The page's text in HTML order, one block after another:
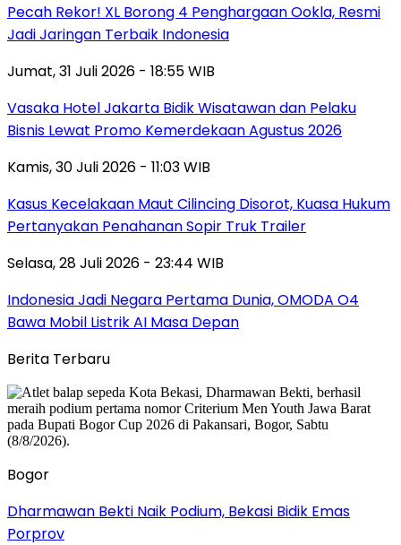
Pecah Rekor! XL Borong 4 Penghargaan Ookla, Resmi
Jadi Jaringan Terbaik Indonesia
Jumat, 31 Juli 2026 - 18:55 WIB
Vasaka Hotel Jakarta Bidik Wisatawan dan Pelaku
Bisnis Lewat Promo Kemerdekaan Agustus 2026
Kamis, 30 Juli 2026 - 11:03 WIB
Kasus Kecelakaan Maut Cilincing Disorot, Kuasa Hukum
Pertanyakan Penahanan Sopir Truk Trailer
Selasa, 28 Juli 2026 - 23:44 WIB
Indonesia Jadi Negara Pertama Dunia, OMODA O4
Bawa Mobil Listrik AI Masa Depan
Berita Terbaru
Bogor
Dharmawan Bekti Naik Podium, Bekasi Bidik Emas
Porprov